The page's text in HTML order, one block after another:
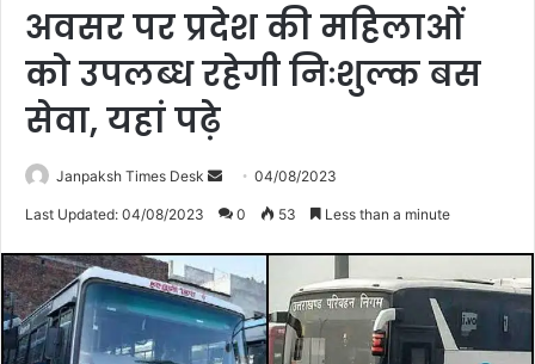
अवसर पर प्रदेश की महिलाओं
को उपलब्ध रहेगी निःशुल्क बस
सेवा, यहां पढ़े
Janpaksh Times Desk
e
a
n
e
04/08/2023
Last Updated: 04/08/2023 0 53 Less than a minute